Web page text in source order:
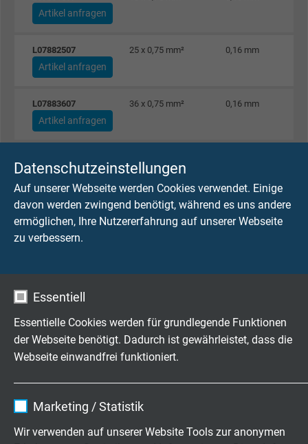
Datenschutzeinstellungen
Auf unserer Webseite werden Cookies verwendet. Einige
davon werden zwingend benötigt, während es uns andere
ermöglichen, Ihre Nutzererfahrung auf unserer Webseite
zu verbessern.
Essentiell
Essentielle Cookies werden für grundlegende Funktionen
der Webseite benötigt. Dadurch ist gewährleistet, dass die
Webseite einwandfrei funktioniert.
Marketing / Statistik
Wir verwenden auf unserer Website Tools zur anonymen
Artikel anfragen
L07882507 25 x 0,75 mm² 0,16 mm
Artikel anfragen
L07883607 36 x 0,75 mm² 0,16 mm
Artikel anfragen
Artikel anfragen
L07885207 52 x 0,75 mm² 0,16 mm
Artikel anfragen
L07880210 2 x 1,00 mm² 0,16 mm
Artikel anfragen
L07880410 4 x 1,00 mm²